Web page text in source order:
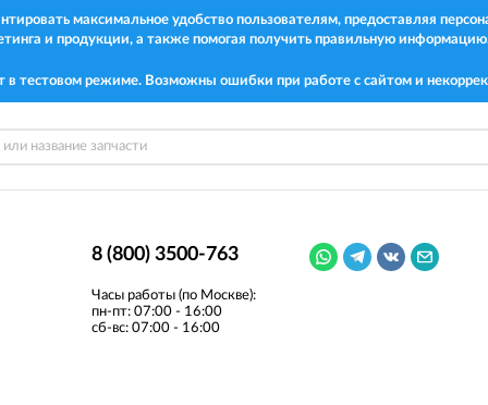
максимальное удобство пользователям, предоставляя
и продукции, а также помогая получить правильную
в тестовом режиме. Возможны ошибки при работе с сайтом и
8 (800) 3500-763
Часы работы (по Москве):
пн-пт: 07:00 - 16:00
сб-вс: 07:00 - 16:00